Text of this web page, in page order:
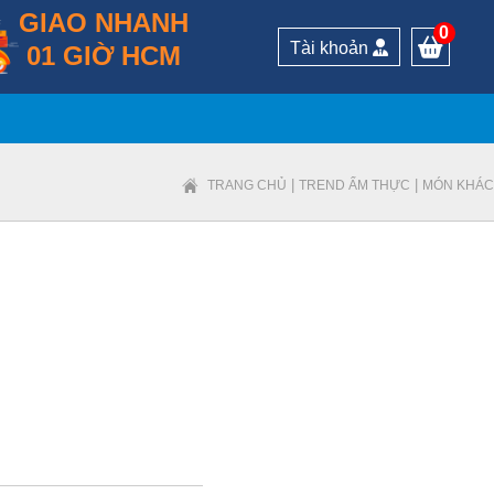
GIAO NHANH
01 GIỜ HCM
Tài khoản
0
TRANG CHỦ TREND ẨM THỰC MÓN KHÁC